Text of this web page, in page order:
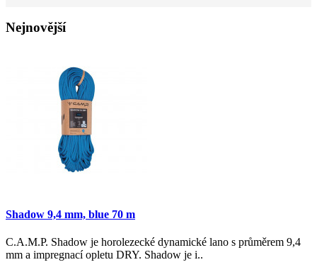
Nejnovější
Shadow 9,4 mm, blue 70 m
C.A.M.P. Shadow je horolezecké dynamické lano s průměrem 9,4
mm a impregnací opletu DRY. Shadow je i..